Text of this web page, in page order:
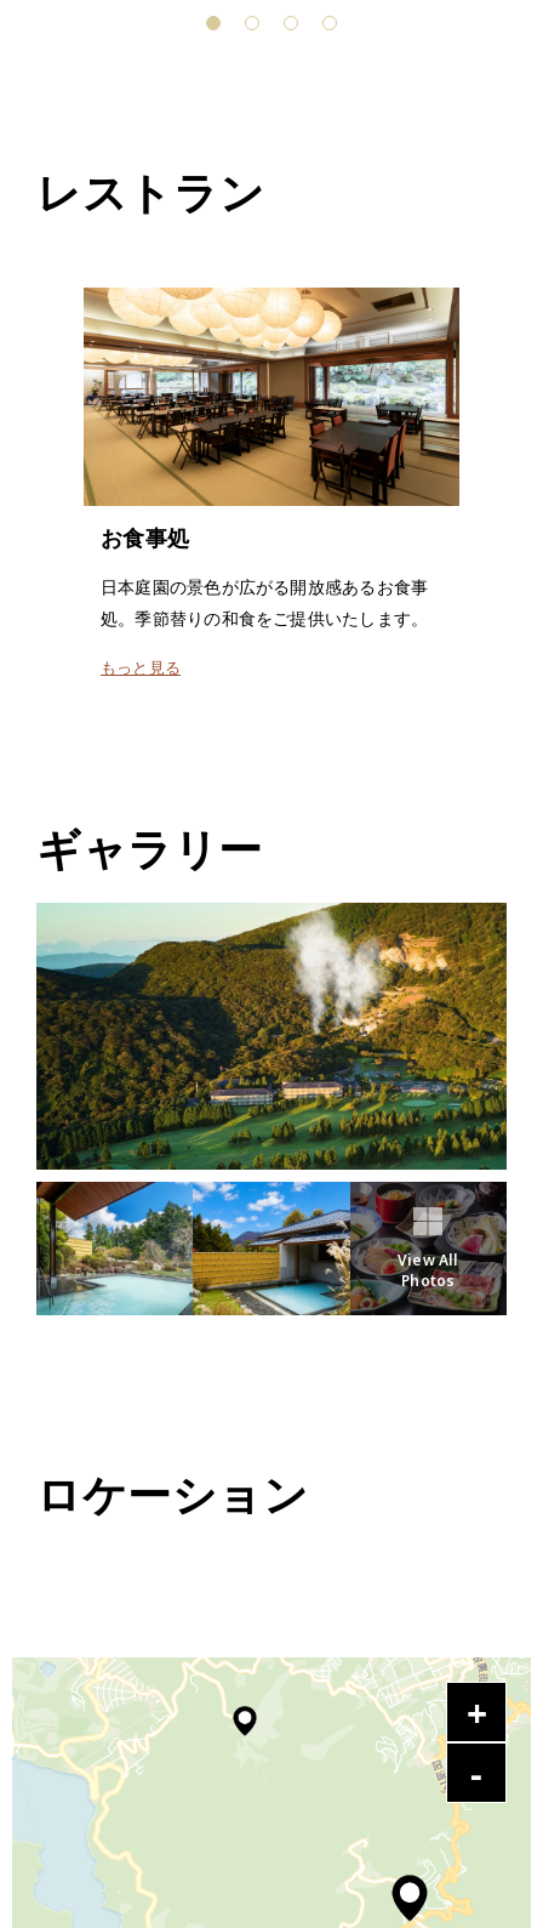
レストラン
お食事処
日本庭園の景色が広がる開放感あるお食事
処。季節替りの和食をご提供いたします。
もっと見る
ギャラリー
View All
Photos
ロケーション